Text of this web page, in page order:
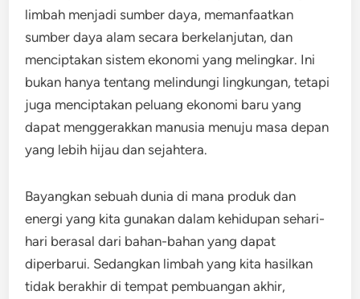
limbah menjadi sumber daya, memanfaatkan
sumber daya alam secara berkelanjutan, dan
menciptakan sistem ekonomi yang melingkar. Ini
bukan hanya tentang melindungi lingkungan, tetapi
juga menciptakan peluang ekonomi baru yang
dapat menggerakkan manusia menuju masa depan
yang lebih hijau dan sejahtera.
Bayangkan sebuah dunia di mana produk dan
energi yang kita gunakan dalam kehidupan sehari-
hari berasal dari bahan-bahan yang dapat
diperbarui. Sedangkan limbah yang kita hasilkan
tidak berakhir di tempat pembuangan akhir,